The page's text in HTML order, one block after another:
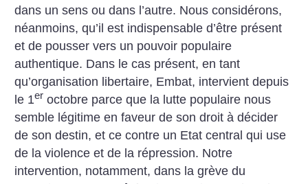
dans un sens ou dans l’autre. Nous considérons,
néanmoins, qu’il est indispensable d’être présent
et de pousser vers un pouvoir populaire
authentique. Dans le cas présent, en tant
qu’organisation libertaire, Embat, intervient depuis
le 1er octobre parce que la lutte populaire nous
semble légitime en faveur de son droit à décider
de son destin, et ce contre un Etat central qui use
de la violence et de la répression. Notre
intervention, notamment, dans la grève du